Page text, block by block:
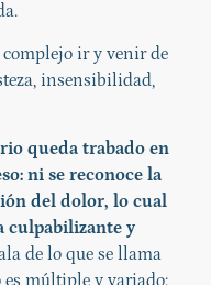
ir y venir de
insensibilidad,
queda trabado en
ni se reconoce la
del dolor, lo cual
culpabilizante y
de lo que se llama
es múltiple y variado: